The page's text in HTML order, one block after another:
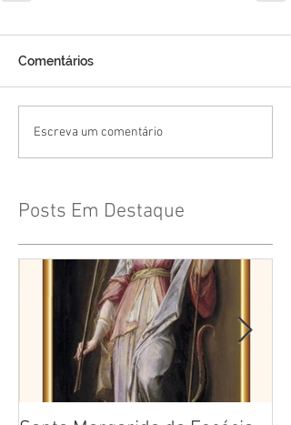
Comentários
Escreva um comentário
Posts Em Destaque